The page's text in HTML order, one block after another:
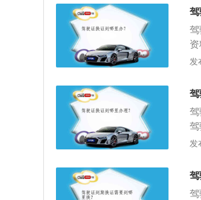
工
驾
驾
应
发
驾
驾
驾
证
发
驾
驾